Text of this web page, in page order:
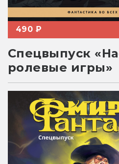
490 ₽
Спецвыпуск
ролевые игры»